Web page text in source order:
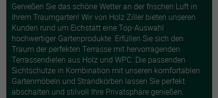
Genießen Sie das schöne Wetter an der frischen Luft in
Ihrem Traumgarten! Wir von Holz Ziller bieten unseren
Kunden rund um Eichstätt eine Top-Auswahl
hochwertiger Gartenprodukte. Erfüllen Sie sich den
Traum der perfekten Terrasse mit hervorragenden
Terrassendielen aus Holz und WPC. Die passenden
Sichtschutze in Kombination mit unseren komfortablen
Gartenmöbeln und Strandkörben lassen Sie perfekt
abschalten und stilvoll Ihre Privatsphäre genießen.